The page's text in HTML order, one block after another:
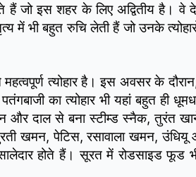
हैं जो इस शहर के लिए अद्वितीय है। वे
भी बहुत रुचि लेती हैं जो उनके
त्योहार है। इस अवसर के
का त्योहार भी यहां बहुत ही
और दाल से बना स्टीम्ड स्नैक, तुरंत
खमन, पेटिस, रसावाला खमन, उंधियू
होते हैं। सूरत में रोडसाइड फूड